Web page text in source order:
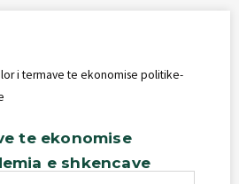
i termave te ekonomise politike-
te ekonomise
e shkencave